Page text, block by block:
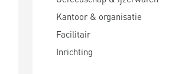
Kantoor & organisatie
Facilitair
Inrichting